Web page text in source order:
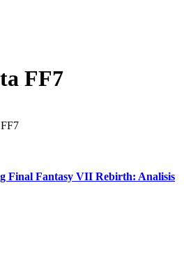
FF7
Final Fantasy VII Rebirth: Analisis